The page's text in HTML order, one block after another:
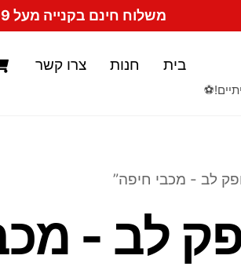
משלוח חינם בקנייה מעל 199 ש"ח
בית חנות צרו קשר
לב - מכבי חיפה”
לב -